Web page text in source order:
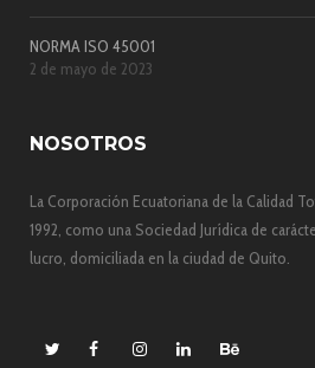
NORMA ISO 45001
2 de mayo de 2023
NOSOTROS
La Corporación Ecuatoriana de la Calidad
1992, como una Sociedad Jurídica de
lucro, domiciliada en la ciudad de Quito.